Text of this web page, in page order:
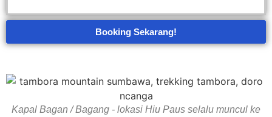
Booking Sekarang!
Kapal Bagan / Bagang - lokasi Hiu Paus selalu muncul ke